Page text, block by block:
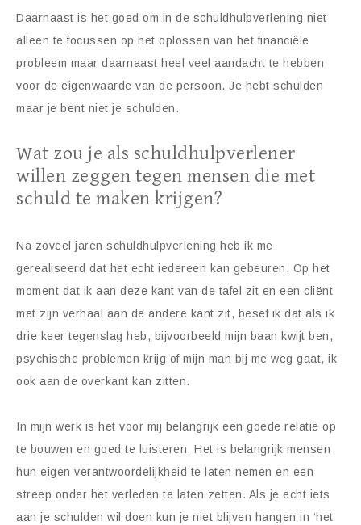
Daarnaast is het goed om in de schuldhulpverlening niet
alleen te focussen op het oplossen van het financiële
probleem maar daarnaast heel veel aandacht te hebben
voor de eigenwaarde van de persoon. Je hebt schulden
maar je bent niet je schulden.
Wat zou je als schuldhulpverlener
willen zeggen tegen mensen die met
schuld te maken krijgen?
Na zoveel jaren schuldhulpverlening heb ik me
gerealiseerd dat het echt iedereen kan gebeuren. Op het
moment dat ik aan deze kant van de tafel zit en een cliënt
met zijn verhaal aan de andere kant zit, besef ik dat als ik
drie keer tegenslag heb, bijvoorbeeld mijn baan kwijt ben,
psychische problemen krijg of mijn man bij me weg gaat, ik
ook aan de overkant kan zitten.
In mijn werk is het voor mij belangrijk een goede relatie op
te bouwen en goed te luisteren. Het is belangrijk mensen
hun eigen verantwoordelijkheid te laten nemen en een
streep onder het verleden te laten zetten. Als je echt iets
aan je schulden wil doen kun je niet blijven hangen in ‘het